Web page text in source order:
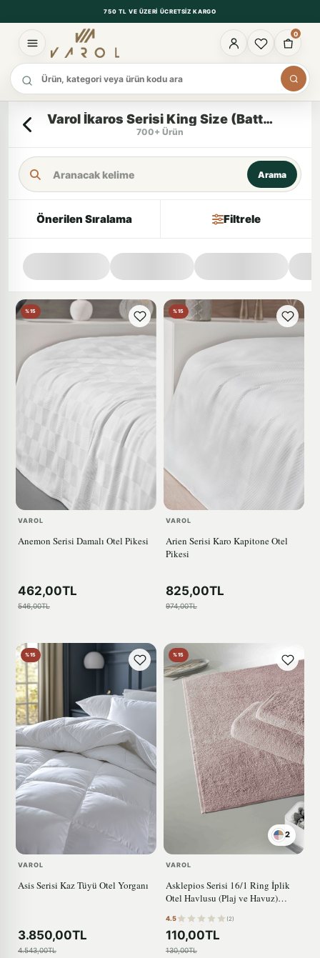
750 TL VE ÜZERI ÜCRETSIZ KARGO
0
Ürün ara
Varol İkaros Serisi King Size (Battal Boy) Otel Çarşafı 280x280 57 Tel
700+ Ürün
Arama Kriteri
Arama
Önerilen Sıralama Filtrele
%15
VAROL
Anemon Serisi Damalı Otel Pikesi
462,00TL
546,00TL
%15
VAROL
Arien Serisi Karo Kapitone Otel
Pikesi
825,00TL
974,00TL
%15
VAROL
Asis Serisi Kaz Tüyü Otel Yorganı
3.850,00TL
4.543,00TL
%15
2
VAROL
Asklepios Serisi 16/1 Ring İplik
Otel Havlusu (Plaj ve Havuz)
4.5 (2)
110,00TL
130,00TL